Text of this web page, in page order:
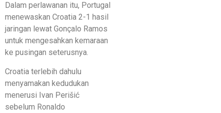
Dalam perlawanan itu, Portugal
menewaskan Croatia 2-1 hasil
jaringan lewat Gonçalo Ramos
untuk mengesahkan kemaraan
ke pusingan seterusnya.
Croatia terlebih dahulu
menyamakan kedudukan
menerusi Ivan Perišić
sebelum Ronaldo